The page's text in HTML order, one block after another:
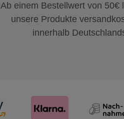
Ab einem Bestellwert von 50€
unsere Produkte
innerhalb